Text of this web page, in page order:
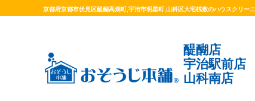
京都府京都市伏見区醍醐高畑町,宇治市明星町,山科区大宅桟敷のハウスクリー
醍醐店
宇治駅前店
山科南店